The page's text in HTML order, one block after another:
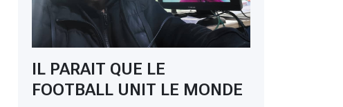
IL PARAIT QUE LE
FOOTBALL UNIT LE MONDE